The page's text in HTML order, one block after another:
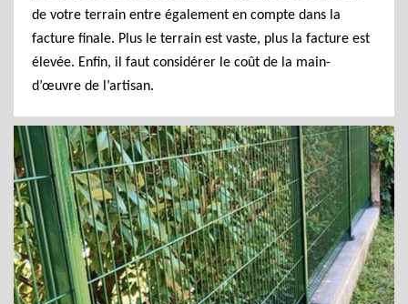
de votre terrain entre également en compte dans la
facture finale. Plus le terrain est vaste, plus la facture est
élevée. Enfin, il faut considérer le coût de la main-
d’œuvre de l’artisan.